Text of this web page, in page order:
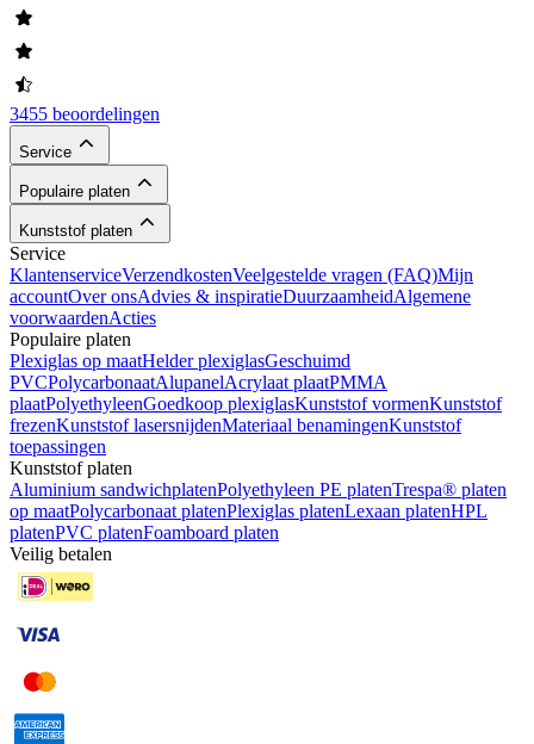
3455 beoordelingen
Service
Populaire platen
Kunststof platen
Service
KlantenserviceVerzendkostenVeelgestelde vragen (FAQ)Mijn
accountOver onsAdvies & inspiratieDuurzaamheidAlgemene
voorwaardenActies
Populaire platen
Plexiglas op maatHelder plexiglasGeschuimd
PVCPolycarbonaatAlupanelAcrylaat plaatPMMA
plaatPolyethyleenGoedkoop plexiglasKunststof vormenKunststof
frezenKunststof lasersnijdenMateriaal benamingenKunststof
toepassingen
Kunststof platen
Aluminium sandwichplatenPolyethyleen PE platenTrespa® platen
op maatPolycarbonaat platenPlexiglas platenLexaan platenHPL
platenPVC platenFoamboard platen
Veilig betalen